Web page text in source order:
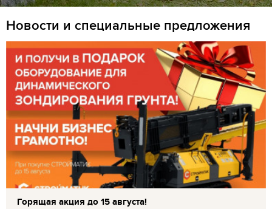
Новости и специальные предложения
Горящая акция до 15 августа!